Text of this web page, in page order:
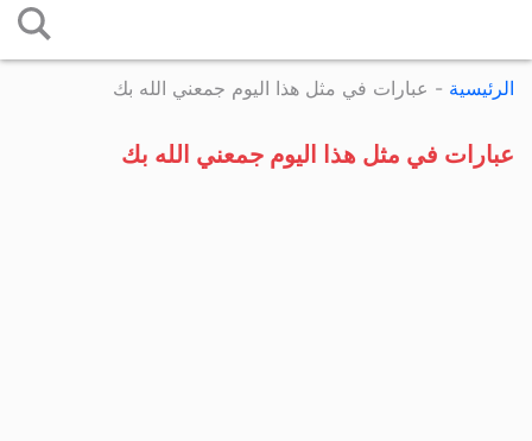
إلى
المحتوى
الرئيسية - عبارات في مثل هذا اليوم جمعني الله بك
عبارات في مثل هذا اليوم جمعني الله بك